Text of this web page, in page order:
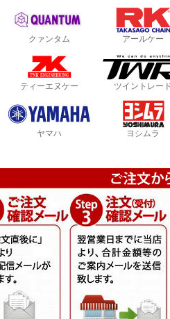
クァンタム アールケー
ティーエヌケー ツイントレー
ヤマハ ヨシムラ